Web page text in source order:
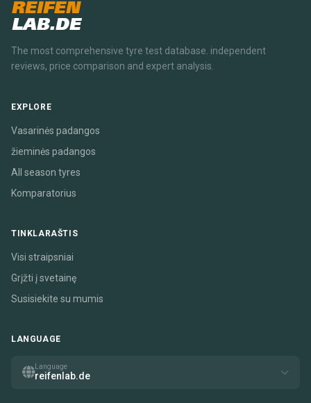
REIFEN
LAB.DE
The most comprehensive tyre test database. independent
reviews, price comparison and expert analysis.
EXPLORE
Vasarinės padangos
žieminės padangos
All season tyres
Komparatorius
TINKLARAŠTIS
Visi straipsniai
Grįžti į svetainę
Susisiekite su mumis
LANGUAGE
Language
reifenlab.de